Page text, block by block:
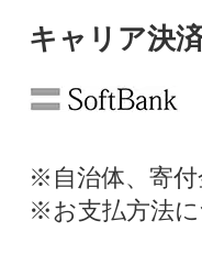
キャリア決
※自治体、寄
※お支払方法